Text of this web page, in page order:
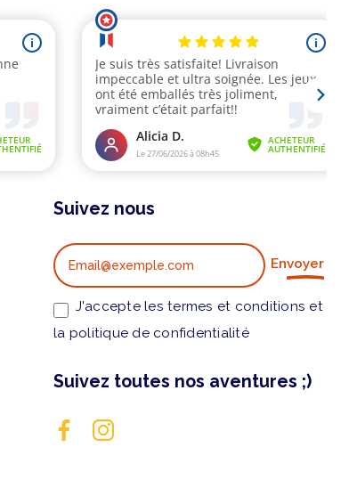
Suivez nous
Envoyer
J'accepte les termes et conditions et
la politique de confidentialité
Suivez toutes nos aventures ;)